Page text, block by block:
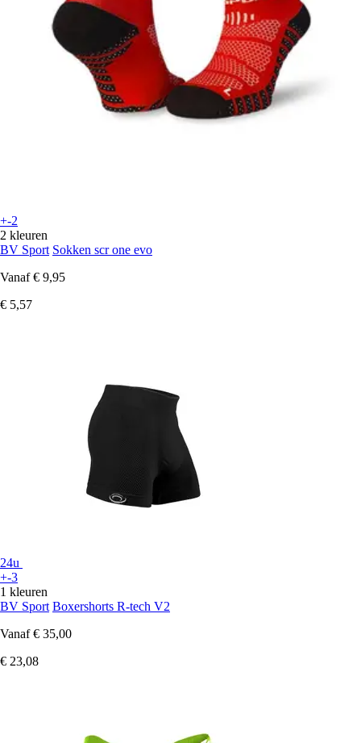
+-2
2 kleuren
BV Sport Sokken scr one evo
Vanaf € 9,95
€ 5,57
24u
+-3
1 kleuren
BV Sport Boxershorts R-tech V2
Vanaf € 35,00
€ 23,08